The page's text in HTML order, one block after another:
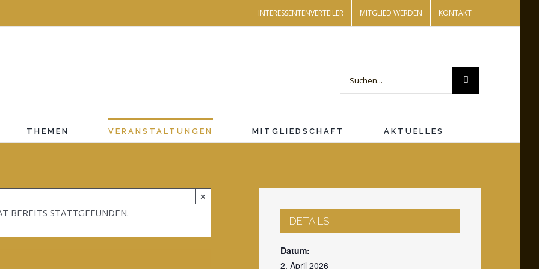
INTERESSENTENVERTEILER MITGLIED WERDEN KONTAKT
Suche
nach:
THEMEN VERANSTALTUNGEN MITGLIEDSCHAFT AKTUELLES
×
BEREITS STATTGEFUNDEN.
FREE
DETAILS
Datum:
2. April 2026